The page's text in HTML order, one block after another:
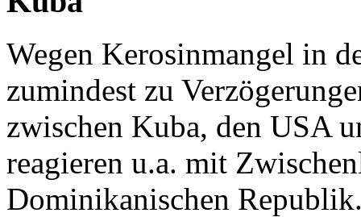
Wegen Kerosinmangel in
zumindest zu
zwischen Kuba, den USA
reagieren u.a. mit
Dominikanischen